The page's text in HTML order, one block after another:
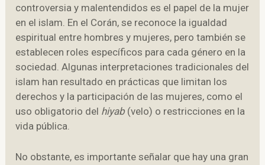
controversia y malentendidos es el papel de la mujer
en el islam. En el Corán, se reconoce la igualdad
espiritual entre hombres y mujeres, pero también se
establecen roles específicos para cada género en la
sociedad. Algunas interpretaciones tradicionales del
islam han resultado en prácticas que limitan los
derechos y la participación de las mujeres, como el
uso obligatorio del hiyab (velo) o restricciones en la
vida pública.
No obstante, es importante señalar que hay una gran